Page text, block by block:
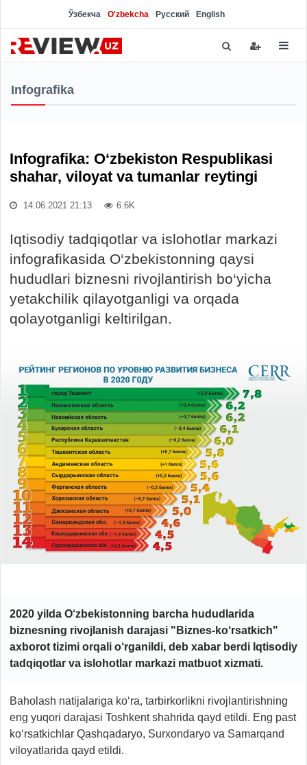
Ўзбекча O'zbekcha Русский English
Infografika
Infografika: O‘zbekiston Respublikasi
shahar, viloyat va tumanlar reytingi
14.06.2021 21:13 6.6K
Iqtisodiy tadqiqotlar va islohotlar markazi
infografikasida O‘zbekistonning qaysi
hududlari biznesni rivojlantirish bo‘yicha
yetakchilik qilayotganligi va orqada
qolayotganligi keltirilgan.
2020 yilda O‘zbekistonning barcha hududlarida
biznesning rivojlanish darajasi "Biznes-ko‘rsatkich"
axborot tizimi orqali o‘rganildi, deb xabar berdi Iqtisodiy
tadqiqotlar va islohotlar markazi matbuot xizmati.
Baholash natijalariga ko‘ra, tarbirkorlikni rivojlantirishning
eng yuqori darajasi Toshkent shahrida qayd etildi. Eng past
ko‘rsatkichlar Qashqadaryo, Surxondaryo va Samarqand
viloyatlarida qayd etildi.